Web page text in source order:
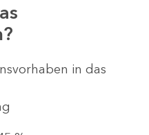
in das